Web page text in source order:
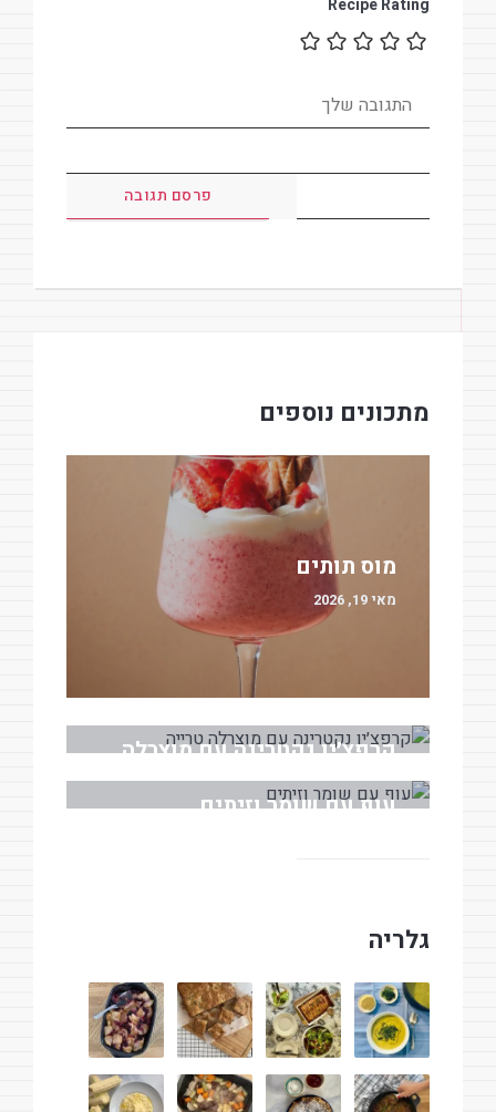
Recipe Rating
מתכונים נוספים
מוס תותים
מאי 19, 2026
קרפצ׳יו נקטרינה עם מוצרלה
טרייה
מאי 18, 2026
עוף עם שומר וזיתים
גלריה